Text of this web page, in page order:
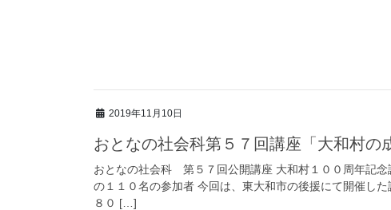
2019年11月10日
おとなの社会科第５７回講座「大和村の
おとなの社会科 第５７回公開講座 大和村１００周年記
の１１０名の参加者 今回は、東大和市の後援にて開催し
８０ […]